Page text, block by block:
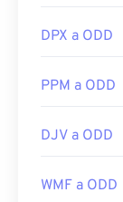
DPX a ODD
PPM a ODD
DJV a ODD
WMF a ODD